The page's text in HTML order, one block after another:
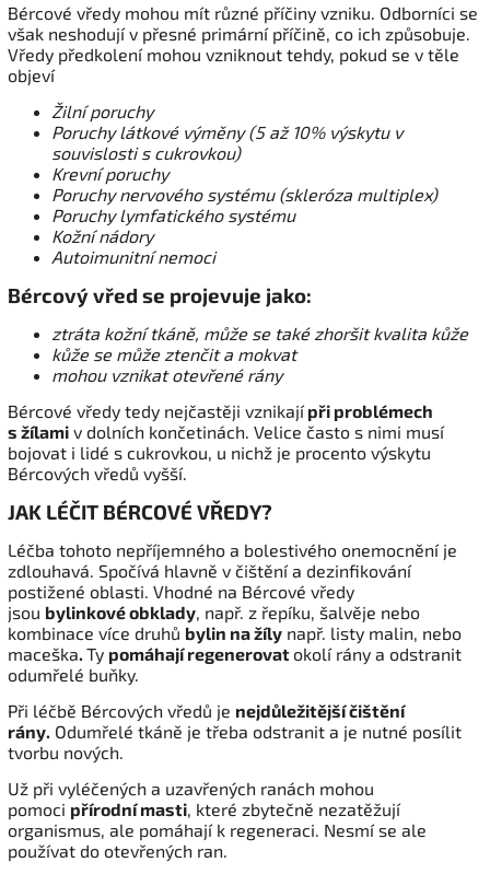
Bércové vředy mohou mít různé příčiny vzniku. Odborníci se
však neshodují v přesné primární příčině, co ich způsobuje.
Vředy předkolení mohou vzniknout tehdy, pokud se v těle
objeví
Žilní poruchy
Poruchy látkové výměny (5 až 10% výskytu v
souvislosti s cukrovkou)
Krevní poruchy
Poruchy nervového systému (skleróza multiplex)
Poruchy lymfatického systému
Kožní nádory
Autoimunitní nemoci
Bércový vřed se projevuje jako:
ztráta kožní tkáně, může se také zhoršit kvalita kůže
kůže se může ztenčit a mokvat
mohou vznikat otevřené rány
Bércové vředy tedy nejčastěji vznikajípři problémech
s žílami v dolních končetinách. Velice často s nimi musí
bojovat i lidé s cukrovkou, u nichž je procento výskytu
Bércových vředů vyšší.
JAK LÉČIT BÉRCOVÉ VŘEDY?
Léčba tohoto nepříjemného a bolestivého onemocnění je
zdlouhavá. Spočívá hlavně v čištění a dezinfikování
postižené oblasti. Vhodné na Bércové vředy
jsou bylinkovéobklady, např. z řepíku, šalvěje nebo
kombinace více druhů bylin na žíly např. listy malin, nebo
maceška. Ty pomáhají regenerovat okolí rány a odstranit
odumřelé buňky.
Při léčbě Bércových vředů je nejdůležitější čištění
rány. Odumřelé tkáně je třeba odstranit a je nutné posílit
tvorbu nových.
Už při vyléčených a uzavřených ranách mohou
pomoci přírodní masti, které zbytečně nezatěžují
organismus, ale pomáhají k regeneraci. Nesmí se ale
používat do otevřených ran.